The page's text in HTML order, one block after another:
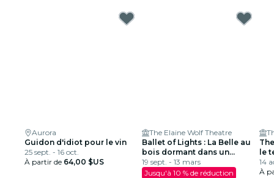
Aurora
Guidon d'idiot pour le vin
25 sept. - 16 oct.
À partir de 64,00 $US
The Elaine Wolf Theatre
Ballet of Lights : La Belle au
bois dormant dans un
spectacle étincelant
19 sept. - 13 mars
Jusqu'à 10 % de réduction
le
14
À